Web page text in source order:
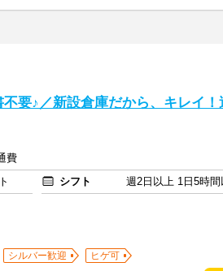
不要♪／新設倉庫だから、キレイ！
費
シフト
週2日以上 1日5時間
シルバー歓迎
ヒゲ可